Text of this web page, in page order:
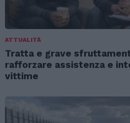
ATTUALITÀ
Tratta e grave
rafforzare assistenza e
vittime